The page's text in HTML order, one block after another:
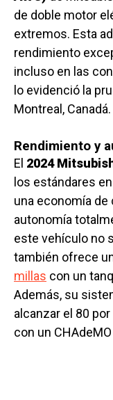
de doble motor
extremos. Esta
rendimiento
incluso en las
lo evidenció la
Montreal, Canadá.
Rendimiento y
El 2024
los estándares
una economía de
autonomía
este vehículo no
también ofrece
millas con un
Además, su
alcanzar el 80
con un